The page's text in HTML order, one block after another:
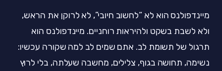
מיינדפולנס הוא לא “לחשוב חיובי”, לא לרוקן את הראש,
ולא לשבת בשקט ולהיראות רוחניים. מיינדפולנס הוא
תרגול של תשומת לב. אתם שמים לב למה שקורה עכשיו:
נשימה, תחושה בגוף, צלילים, מחשבה שעלתה, בלי לרוץ